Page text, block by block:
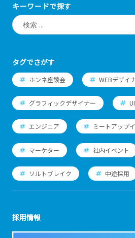
キーワードで探す
タグでさがす
ホンネ座談会 WEBデザイ
グラフィックデザイナー
エンジニア ミートアップ
マーケター 社内イベント
ソルトブレイク 中途採用
採用情報